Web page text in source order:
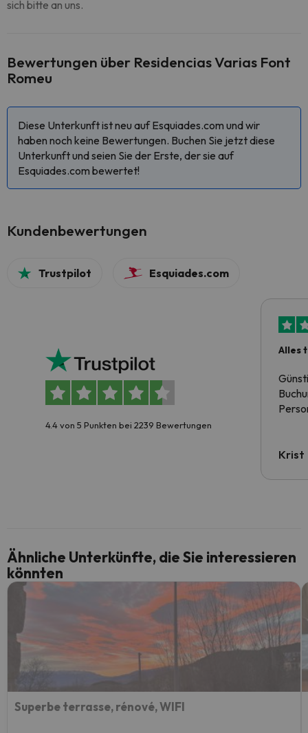
sich bitte an uns.
Bewertungen über Residencias Varias Font
Romeu
Diese Unterkunft ist neu auf Esquiades.com und wir
haben noch keine Bewertungen. Buchen Sie jetzt diese
Unterkunft und seien Sie der Erste, der sie auf
Esquiades.com bewertet!
Kundenbewertungen
Trustpilot Esquiades.com
4.4 von 5 Punkten bei 2239 Bewertungen
Alles
Krist
Ähnliche Unterkünfte, die Sie interessieren
könnten
Superbe terrasse, rénové, WIFI